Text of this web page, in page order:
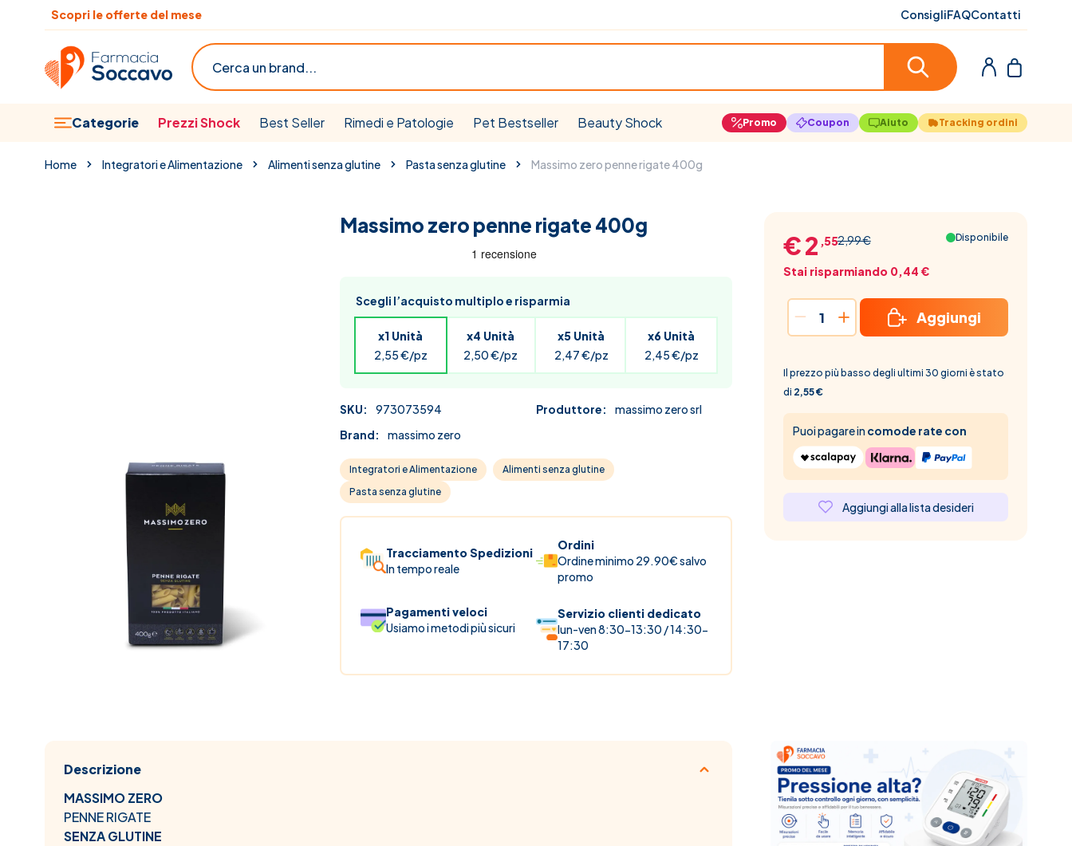
Salta al contenuto
Scopri le offerte del mese ConsigliFAQContatti
Categorie Prezzi Shock Best Seller Rimedi e Patologie Pet Bestseller Beauty Shock Promo Coupon Aiuto Tracking ordini
Cerca
Home Integratori e Alimentazione Alimenti senza glutine Pasta senza glutine Massimo zero penne rigate 400g
Massimo zero penne rigate 400g
Scegli l’acquisto multiplo e risparmia
x1 Unità
2,55 €/pz
x4 Unità
2,50 €/pz
x5 Unità
2,47 €/pz
x6 Unità
2,45 €/pz
SKU: 973073594 Produttore:
massimo zero srl
Brand:
massimo zero
Integratori e Alimentazione
Alimenti senza glutine
Pasta senza glutine
Tracciamento Spedizioni
In tempo reale
Ordini
Ordine minimo 29.90€ salvo
promo
Pagamenti veloci
Usiamo i metodi più sicuri
Servizio clienti dedicato
lun-ven 8:30-13:30 / 14:30-
17:30
2,99 €
€ 2 ,55
Stai risparmiando 0,44 €
Disponibile
Aggiungi
Il prezzo più basso degli ultimi 30 giorni è stato
di 2,55 €
Puoi pagare incomode rate con
Aggiungi alla lista desideri
Descrizione
MASSIMO ZERO
PENNE RIGATE
SENZA GLUTINE